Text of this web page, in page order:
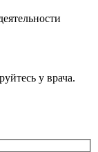
у врача.